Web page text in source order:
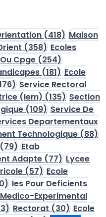
(418) Maison
(358) Ecoles
Cpge (254)
(181) Ecole
Service Rectoral
(Iem) (135) Section
(109) Service De
Departementaux
Technologique (88)
(79) Etab
Adapte (77) Lycee
(57) Ecole
Ies Pour Deficients
Experimental
Rectorat (30) Ecole